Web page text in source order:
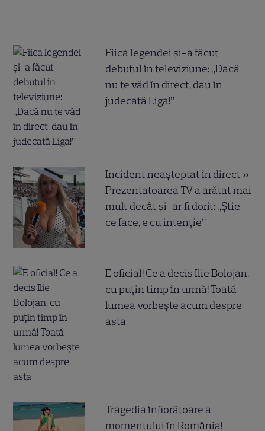
Fiica legendei și-a făcut
debutul în televiziune: „Dacă
nu te văd în direct, dau în
judecată Liga!”
Incident neașteptat în direct »
Prezentatoarea TV a arătat mai
mult decât și-ar fi dorit: „Știe
ce face, e cu intenție”
E oficial! Ce a decis Ilie Bolojan,
cu puțin timp în urmă! Toată
lumea vorbește acum despre
asta
Tragedia înfiorătoare a
momentului în România!